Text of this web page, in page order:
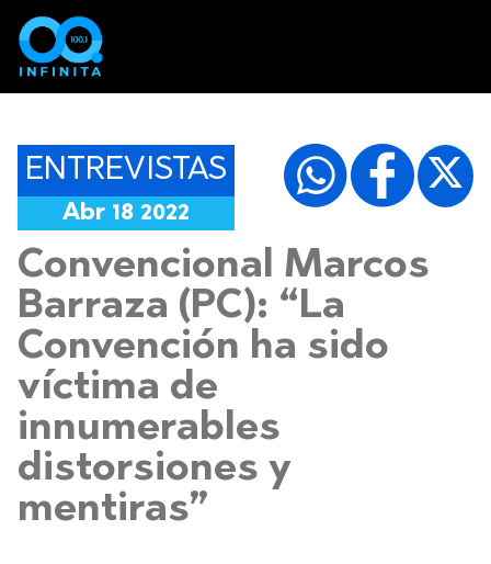
ENTREVISTAS
Abr 18 2022
Convencional Marcos
Barraza (PC): “La
Convención ha sido
víctima de
innumerables
distorsiones y
mentiras”